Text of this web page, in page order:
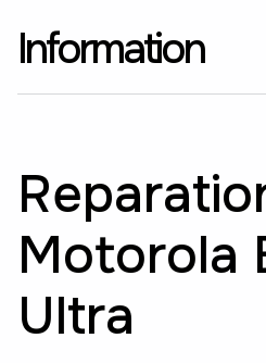
Information
Motorola
Ultra